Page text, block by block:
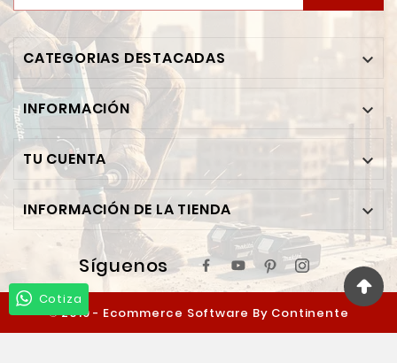
CATEGORIAS DESTACADAS 
INFORMACIÓN 
TU CUENTA 
INFORMACIÓN DE LA TIENDA 
Síguenos
© 2019 - Ecommerce Software By Continente
Ferretero™
Cotiza